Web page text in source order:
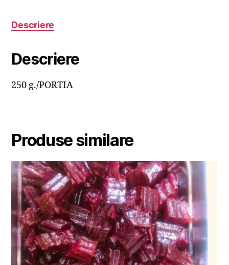
Descriere
Descriere
250 g./PORTIA
Produse similare